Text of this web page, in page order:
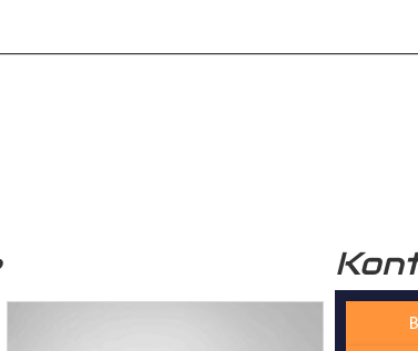
Sie auch auf unseremYouTube Kanal einfach